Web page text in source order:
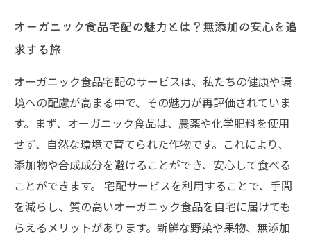
クライフ
オーガニック食品宅配を利用した感動の体験談
安心して選べる！オーガニック食品宅配の選び
方ガイド
自宅で味わうオーガニックの世界：健康で持続
可能な未来を共に
オーガニック食品宅配の魅力とは？無添加の安心を追
求する旅
オーガニック食品宅配のサービスは、私たちの健康や環
境への配慮が高まる中で、その魅力が再評価されていま
す。まず、オーガニック食品は、農薬や化学肥料を使用
せず、自然な環境で育てられた作物です。これにより、
添加物や合成成分を避けることができ、安心して食べる
ことができます。 宅配サービスを利用することで、手間
を減らし、質の高いオーガニック食品を自宅に届けても
らえるメリットがあります。新鮮な野菜や果物、無添加